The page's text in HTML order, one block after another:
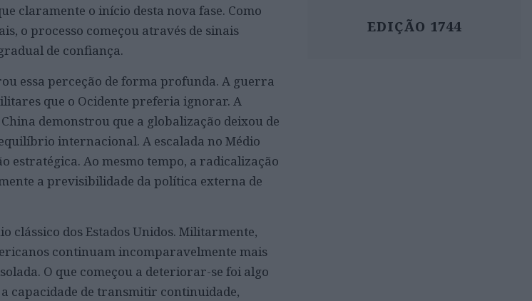
claramente o início desta nova fase. Como
o processo começou através de sinais
de confiança.
essa perceção de forma profunda. A guerra
que o Ocidente preferia ignorar. A
demonstrou que a globalização deixou de
internacional. A escalada no Médio
estratégica. Ao mesmo tempo, a radicalização
a previsibilidade da política externa de
clássico dos Estados Unidos. Militarmente,
continuam incomparavelmente mais
O que começou a deteriorar-se foi algo
capacidade de transmitir continuidade,
EDIÇÃO 1744